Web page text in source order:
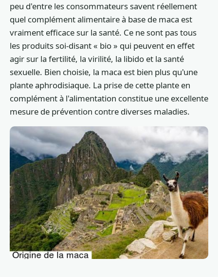
peu d'entre les consommateurs savent réellement
quel complément alimentaire à base de maca est
vraiment efficace sur la santé. Ce ne sont pas tous
les produits soi-disant « bio » qui peuvent en effet
agir sur la fertilité, la virilité, la libido et la santé
sexuelle. Bien choisie, la maca est bien plus qu'une
plante aphrodisiaque. La prise de cette plante en
complément à l'alimentation constitue une excellente
mesure de prévention contre diverses maladies.